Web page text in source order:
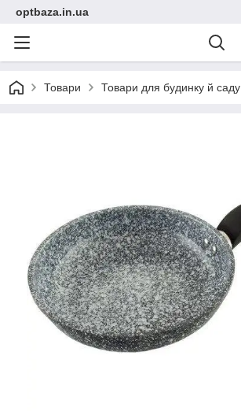
optbaza.in.ua
Товари Товари для будинку й саду